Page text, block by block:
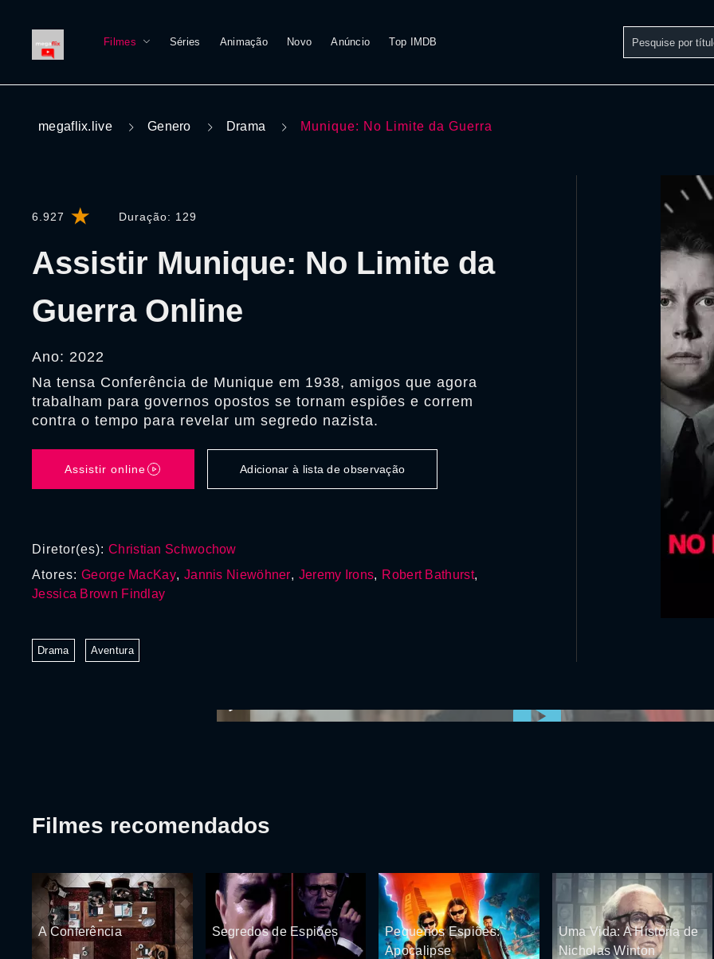
Filmes Séries Animação Novo Anúncio Top IMDB
megaflix.live Genero Drama Munique: No Limite da Guerra
6.927 Duração: 129
Assistir Munique: No Limite da
Guerra Online
Ano: 2022
Na tensa Conferência de Munique em 1938, amigos que agora
trabalham para governos opostos se tornam espiões e correm
contra o tempo para revelar um segredo nazista.
Assistir online Adicionar à lista de observação
Diretor(es): Christian Schwochow
Atores: George MacKay, Jannis Niewöhner, Jeremy Irons, Robert Bathurst,
Jessica Brown Findlay
Drama Aventura
Filmes recomendados
A Conferência Segredos de Espiões
Pequenos Espiões:
Apocalipse
Uma Vida: A História de
Nicholas Winton